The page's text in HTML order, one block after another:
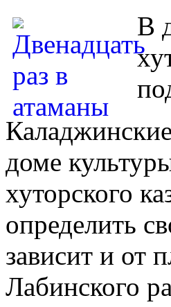
В
доме
хуторского
определить
зависит и от
Лабинского